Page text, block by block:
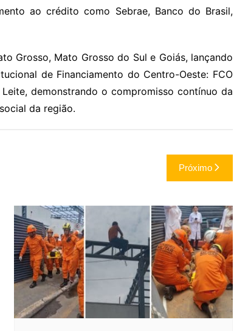
ao crédito como Sebrae, Banco do Brasil,
Grosso, Mato Grosso do Sul e Goiás, lançando
de Financiamento do Centro-Oeste: FCO
demonstrando o compromisso contínuo da
da região.
Próximo